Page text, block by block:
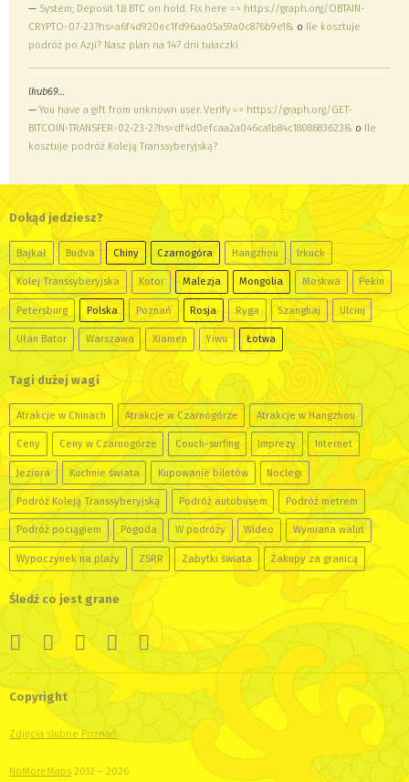
— System; Deposit 1.8 BTC on hold. Fix here => https://graph.org/OBTAIN-
CRYPTO-07-23?hs=a6f4d920ec1fd96aa05a59a0c876b9e1& o Ile kosztuje
podróż po Azji? Nasz plan na 147 dni tułaczki
lkub69…
—You have a gift from unknown user. Verify => https://graph.org/GET-
BITCOIN-TRANSFER-02-23-2?hs=df4d0efcaa2a046ca1b84c1808683623& o Ile
kosztuje podróż Koleją Transsyberyjską?
Dokąd jedziesz?
Bajkał Budva Chiny Czarnogóra Hangzhou Irkuck
Kolej Transsyberyjska Kotor Malezja Mongolia Moskwa Pekin
Petersburg Polska Poznań Rosja Ryga Szanghaj Ulcinj
Ułan Bator Warszawa Xiamen Yiwu Łotwa
Tagi dużej wagi
Atrakcje w Chinach Atrakcje w Czarnogórze Atrakcje w Hangzhou
Ceny Ceny w Czarnogórze Couch-surfing Imprezy Internet
Jeziora Kuchnie świata Kupowanie biletów Noclegi
Podróż Koleją Transsyberyjską Podróż autobusem Podróż metrem
Podróż pociągiem Pogoda W podróży Wideo Wymiana walut
Wypoczynek na plaży ZSRR Zabytki świata Zakupy za granicą
Śledź co jest grane
Copyright
Zdjęcia ślubne Poznań
NoMoreMaps 2012 – 2026